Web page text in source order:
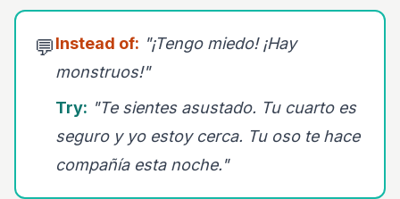
💬Instead of: "¡Tengo miedo! ¡Hay
monstruos!"
Try: "Te sientes asustado. Tu cuarto es
seguro y yo estoy cerca. Tu oso te hace
compañía esta noche."